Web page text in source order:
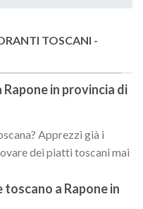
TOSCANI -
Raponein provincia di
Apprezzi già i
dei piatti toscani mai
toscano a Raponein